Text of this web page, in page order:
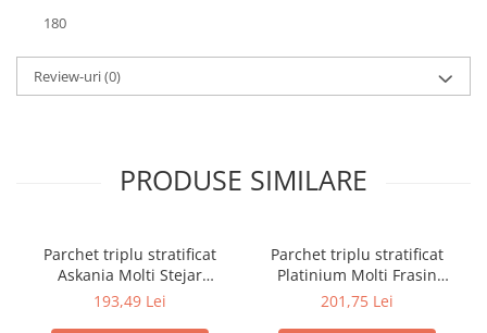
180
Review-uri(0)
PRODUSE SIMILARE
Parchet triplu stratificat
Askania Molti Stejar
Barlinek 207mm x 2.2m x
193,49 Lei
Parchet triplu stratificat
Platinium Molti Frasin
Barlinek 207mm x 2.2m x
201,75 Lei